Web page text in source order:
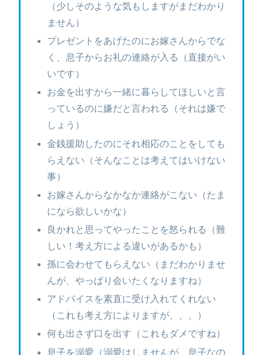
（少しそのような気もしますがまだわかり
ません）
プレゼントをあげたのにお嫁さんからでな
く、息子からお礼の連絡が入る（直接がい
いです）
お金を出すから一緒に暮らしてほしいと言
っているのに嫌だと言われる（それは嫌で
しょう）
金銭援助したのにそれ相応のことをしても
らえない（そんなことは考えてはいけない
事）
お嫁さんからなかなか連絡がこない（たま
になら欲しいかな）
良かれと思ってやったことを怒られる（難
しい！考え方による違いがあるかも）
孫に会わせてもらえない（まだわかりませ
んが、やっぱり会いたくなりますね）
アドバイスを素直に受け入れてくれない
（これも考え方によりますが、、、）
何も出さず口を出す（これもダメですね）
息子を溺愛（溺愛はしませんが、息子なの